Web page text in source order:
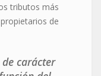
tributos más
de
de carácter